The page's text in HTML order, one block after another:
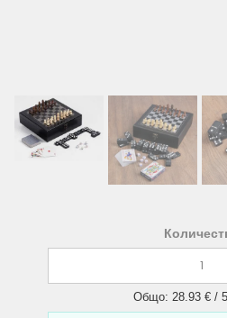
Общо: 28.93 € /